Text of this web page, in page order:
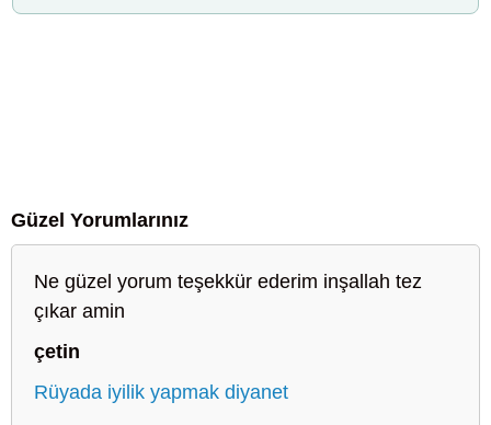
Güzel Yorumlarınız
Ne güzel yorum teşekkür ederim inşallah tez
çıkar amin
çetin
Rüyada iyilik yapmak diyanet